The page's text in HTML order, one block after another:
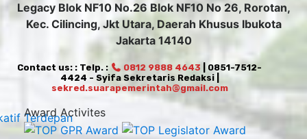
Legacy Blok NF10 No.26 Blok NF10 No 26, Rorotan,
Kec. Cilincing, Jkt Utara, Daerah Khusus Ibukota
Jakarta 14140
Contact us: : Telp. : 0812 9888 4643 | 0851-7512-
4424 - Syifa Sekretaris Redaksi |
sekred.suarapemerintah@gmail.com
Award Activites